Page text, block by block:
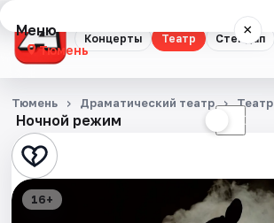
Концерты Театр Стендап
Меню ×
Тюмень
Концерты
Театр
Стендап
Ночной режим ☾
Тюмень Драматический театр Театр
16+